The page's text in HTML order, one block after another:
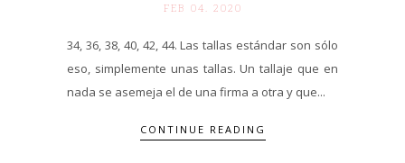
FEB 04. 2020
34, 36, 38, 40, 42, 44. Las tallas estándar son sólo
eso, simplemente unas tallas. Un tallaje que en
nada se asemeja el de una firma a otra y que...
CONTINUE READING